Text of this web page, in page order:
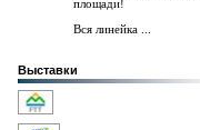
площади!
Вся линейка ...
Выставки